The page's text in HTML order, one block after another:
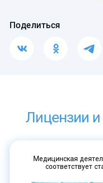
Поделиться
Лицензии
Медицинская
соответствует